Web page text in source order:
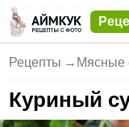
Рецепты → Мясные
Куриный